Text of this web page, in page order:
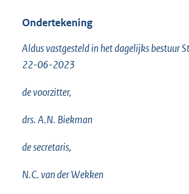
Ondertekening
Aldus vastgesteld in het dagelijks bestuur
22-06-2023
de voorzitter,
drs. A.N. Biekman
de secretaris,
N.C. van der Wekken